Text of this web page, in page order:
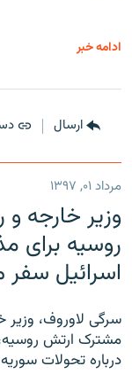
ادامه خبر
ارسال
مرداد ۰۱, ۱۳۹۷
وزیر خارجه
روسیه برای
اسرائیل سفر
سرگی لاوروف،
مشترک ارتش روسیه،
درباره تحولات